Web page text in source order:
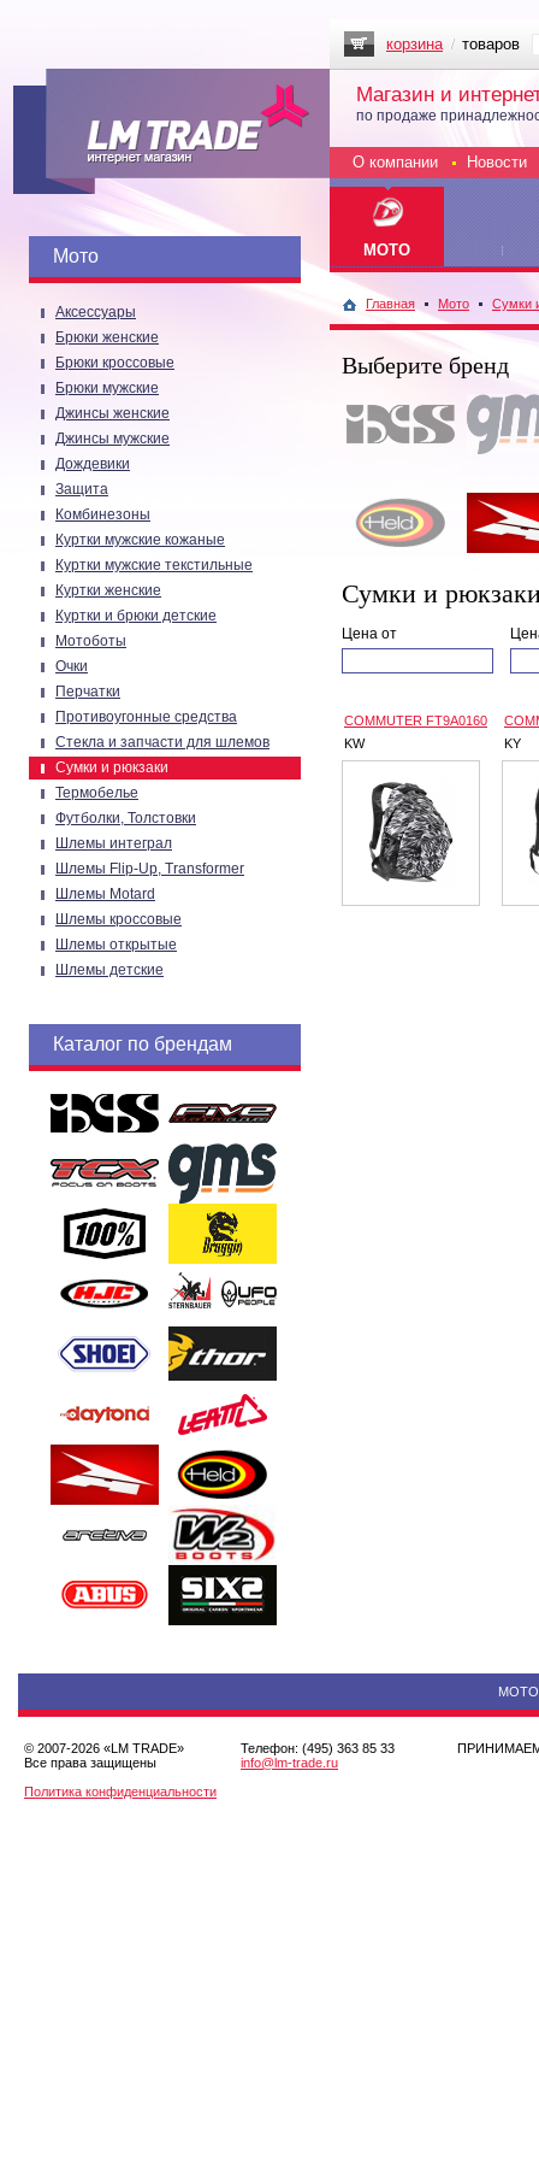
Мото
Аксессуары
Брюки женские
Брюки кроссовые
Брюки мужские
Джинсы женские
Джинсы мужские
Дождевики
Защита
Комбинезоны
Куртки мужские кожаные
Куртки мужские текстильные
Куртки женские
Куртки и брюки детские
Мотоботы
Очки
Перчатки
Противоугонные средства
Стекла и запчасти для шлемов
Сумки и рюкзаки
Термобелье
Футболки, Толстовки
Шлемы интеграл
Шлемы Flip-Up, Transformer
Шлемы Motard
Шлемы кроссовые
Шлемы открытые
Шлемы детские
Каталог по брендам
корзина товаров
Магазин и
по продаже
О компании Новости
МОТО
Главная Мото Сумки
Выберите бренд
Сумки и
Цена от
COMMUTER FT9A0160
KW
KY
МОТО
© 2007-2026 «LM TRADE»
Все права защищены
Политика конфиденциальности
Телефон: (495) 363 85 33
info@lm-trade.ru